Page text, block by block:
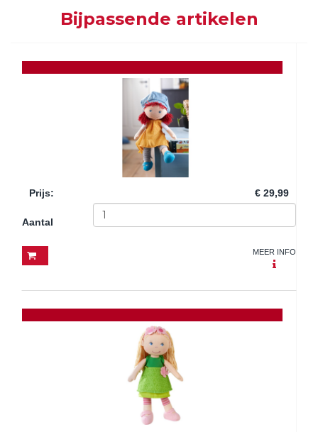
Bijpassende artikelen
Prijs: € 29,99
Aantal
MEER INFO